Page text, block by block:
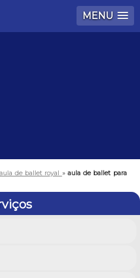
MENU
aula de ballet royal » aula de ballet para